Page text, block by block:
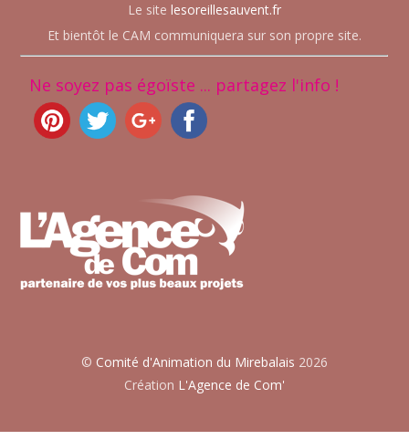
© Comité d'Animation du Mirebalais 2026
Création L'Agence de Com'
Le site lesoreillesauvent.fr
Et bientôt le CAM communiquera sur son propre site.
Ne soyez pas égoïste ... partagez l'info !